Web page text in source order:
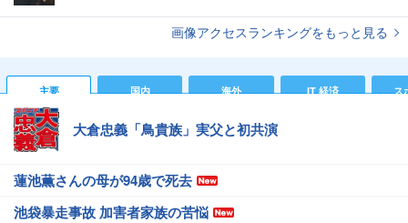
画像アクセスランキングをもっと見る
主要 国内 海外 IT 経済 ス
大倉忠義「鳥貴族」実父と初共演
蓮池薫さんの母が94歳で死去
池袋暴走事故 加害者家族の苦悩